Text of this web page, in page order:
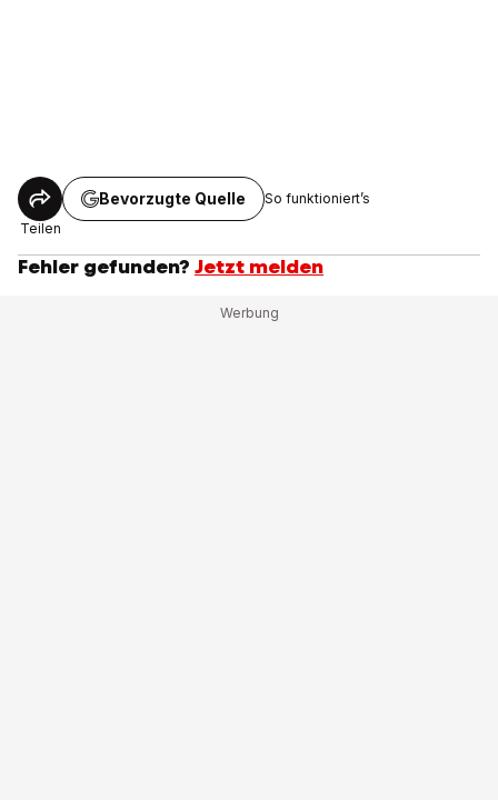
Teilen
Bevorzugte Quelle So funktioniert’s
Fehler gefunden? Jetzt melden